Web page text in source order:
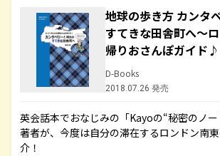
地球の歩き方 カンタ
すてきな田舎町へ～
帰りおさんぽガイド♪
D-Books
2018.07.26 発売
英会話本でおなじみの「Kayoの“秘密のノ
著者が、今度は自分の滞在するロンドン南
介！